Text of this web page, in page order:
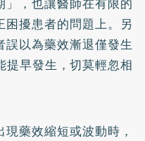
困擾患者的問題上。另
誤以為藥效漸退僅發生
提早發生，切莫輕忽相
藥效縮短或波動時，